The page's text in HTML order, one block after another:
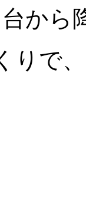
から
りで